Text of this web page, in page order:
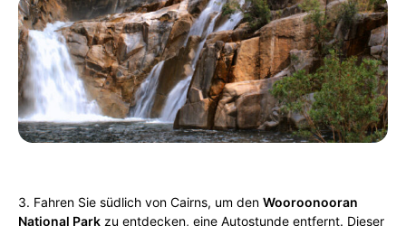
3. Fahren Sie südlich von Cairns, um den Wooroonooran
National Park zu entdecken, eine Autostunde entfernt. Dieser